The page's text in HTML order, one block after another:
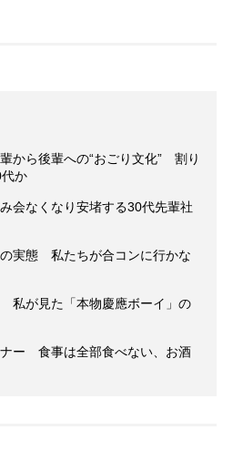
から後輩への“おごり文化” 割り
か
会なくなり安堵する30代先輩社
実態 私たちが合コンに行かな
私が見た「本物慶應ボーイ」の
ー 食事は全部食べない、お酒